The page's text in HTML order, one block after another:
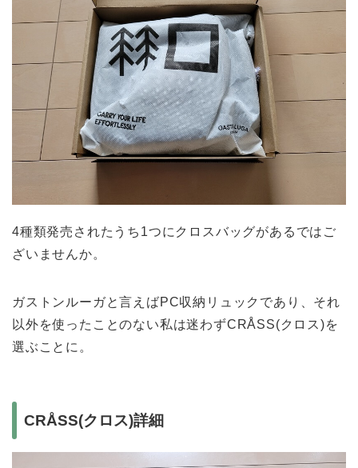
4種類発売されたうち1つにクロスバッグがあるではご
ざいませんか。
ガストンルーガと言えばPC収納リュックであり、それ
以外を使ったことのない私は迷わずCRÅSS(クロス)を
選ぶことに。
CRÅSS(クロス)詳細